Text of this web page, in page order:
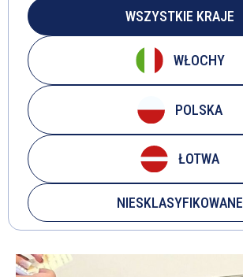
WŁOCHY
POLSKA
ŁOTWA
NIESKLASYFIKOWANE
WSZYSTKIE KRAJE